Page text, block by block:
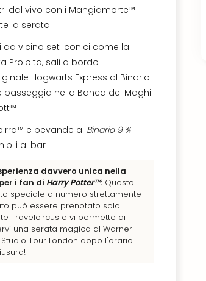
dal vivo con i Mangiamorte™
la serata
da vicino set iconici come la
Proibita, sali a bordo
Hogwarts Express al Binario
passeggia nella Banca dei Maghi
e bevande al Binario 9 ¾
al bar
davvero unica nella
i fan di Harry Potter™: Questo
speciale a numero strettamente
può essere prenotato solo
Travelcircus e vi permette di
una serata magica al Warner
Studio Tour London dopo l'orario